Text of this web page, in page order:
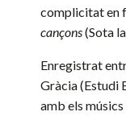
complicitat en
cançons(Sota
Enregistrat
Gràcia (Estudi
amb els